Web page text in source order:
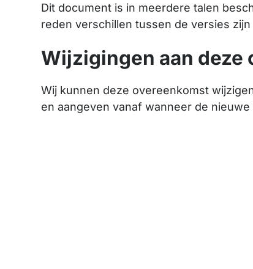
Dit document is in meerdere talen
reden verschillen tussen de versies
Wijzigingen aan deze
Wij kunnen deze overeenkomst
en aangeven vanaf wanneer de